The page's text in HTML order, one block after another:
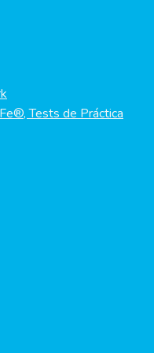
Tests de Práctica